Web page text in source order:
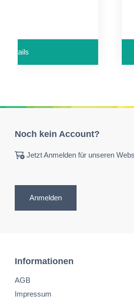
Details
Noch kein Account?
Jetzt Anmelden für unseren
Anmelden
Informationen
AGB
Impressum